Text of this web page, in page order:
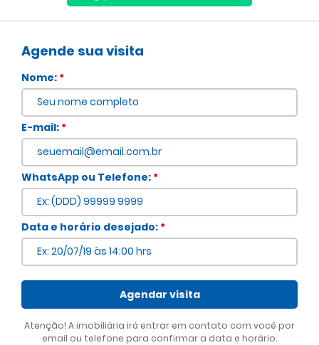
Agende sua visita
Nome: *
E-mail: *
WhatsApp ou Telefone: *
Data e horário desejado: *
Agendar visita
Atenção! A imobiliária irá entrar em contato com você por
email ou telefone para confirmar a data e horário.
Voltar